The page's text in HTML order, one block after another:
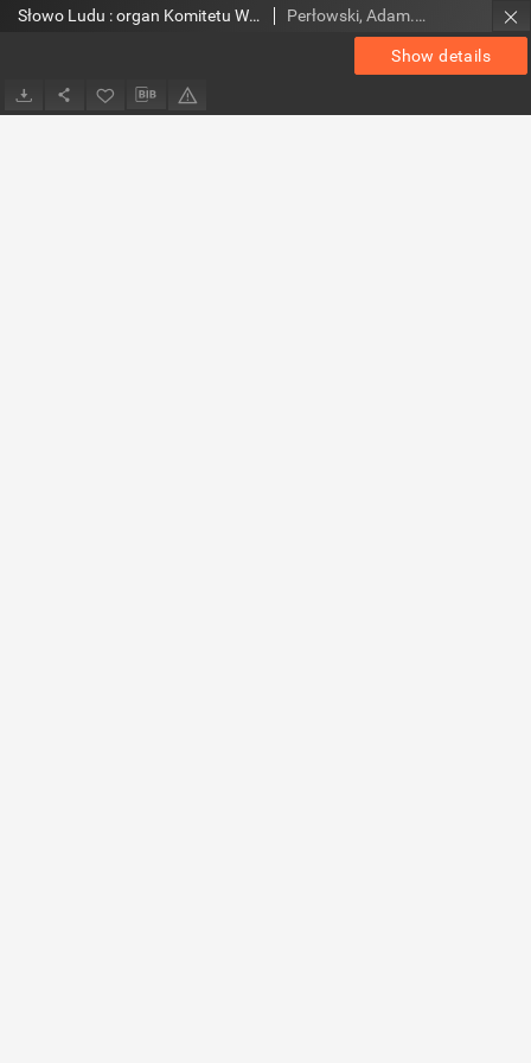
Show details
Słowo Ludu : organ Komitetu Wojewódzkiego Polskiej Zjednoczonej Partii Robotniczej, 1953, R.5, nr 136 Perłowski, Adam. Red.